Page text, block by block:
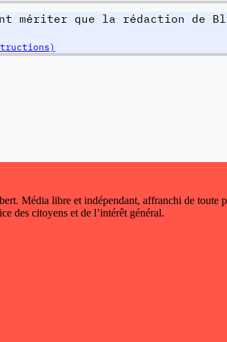
mériter que la rédaction de
Média libre et indépendant, affranchi de toute
des citoyens et de l’intérêt général.